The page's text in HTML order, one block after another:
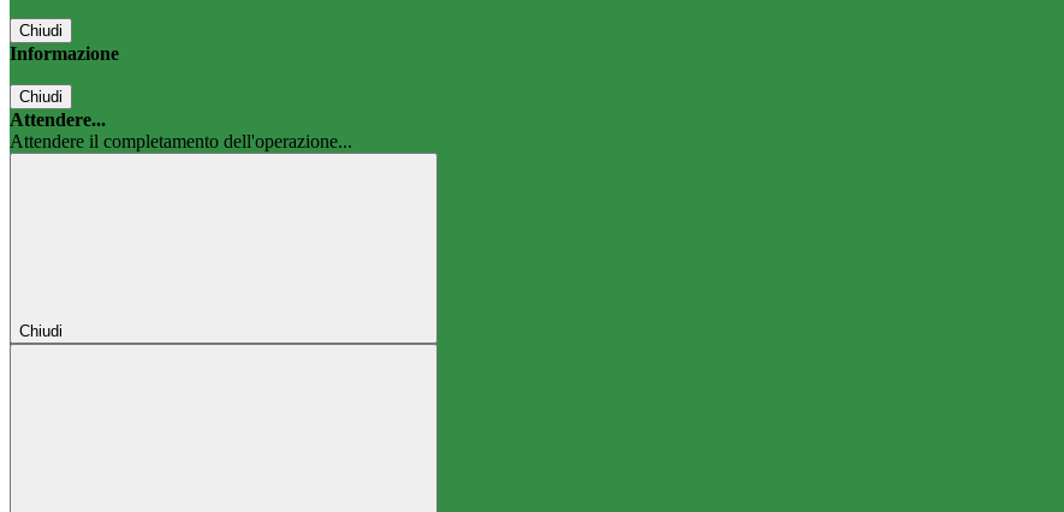
Chiudi
Informazione
Chiudi
Attendere...
Attendere il completamento dell'operazione...
Chiudi